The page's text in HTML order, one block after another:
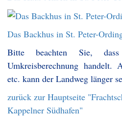
Das Backhus in St. Peter-
Bitte beachten Sie,
Umkreisberechnung handelt.
etc. kann der Landweg länger
zurück zur Hauptseite
Kappelner Südhafen"